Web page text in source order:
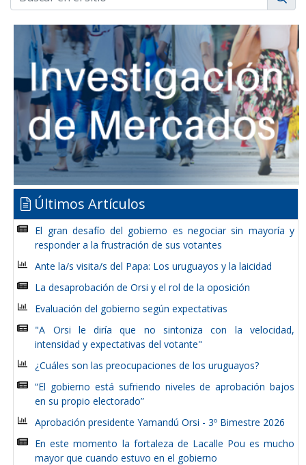
Últimos Artículos
El gran desafío del gobierno es negociar sin mayoría y
responder a la frustración de sus votantes
Ante la/s visita/s del Papa: Los uruguayos y la laicidad
La desaprobación de Orsi y el rol de la oposición
Evaluación del gobierno según expectativas
"A Orsi le diría que no sintoniza con la velocidad,
intensidad y expectativas del votante"
¿Cuáles son las preocupaciones de los uruguayos?
“El gobierno está sufriendo niveles de aprobación bajos
en su propio electorado”
Aprobación presidente Yamandú Orsi - 3º Bimestre 2026
En este momento la fortaleza de Lacalle Pou es mucho
mayor que cuando estuvo en el gobierno